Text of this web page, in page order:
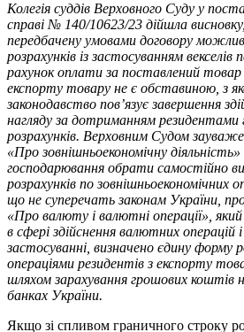
Колегія суддів Верховного Суду у
справі № 140/10623/23 дійшла
передбачену умовами договору
розрахунків із застосуванням векселів
рахунок оплати за поставлений товар
експорту товару не є обставиною, з
законодавство пов’язує завершення
нагляду за дотриманням резидентами
розрахунків. Верховним Судом
«Про зовнішньоекономічну
господарювання обрати самостійно
розрахунків по зовнішньоекономічних
що не суперечать законам України,
«Про валюту і валютні операції»,
в сфері здійснення валютних операцій
застосуванні, визначено єдину форму
операціями резидентів з експорту
шляхом зарахування грошових коштів
банках України.
Якщо зі спливом граничного строку